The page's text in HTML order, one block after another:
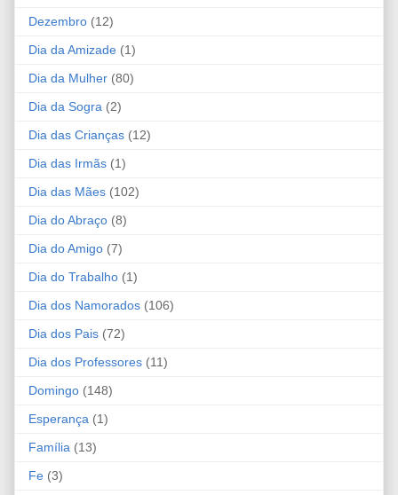
Dezembro (12)
Dia da Amizade (1)
Dia da Mulher (80)
Dia da Sogra (2)
Dia das Crianças (12)
Dia das Irmãs (1)
Dia das Mães (102)
Dia do Abraço (8)
Dia do Amigo (7)
Dia do Trabalho (1)
Dia dos Namorados (106)
Dia dos Pais (72)
Dia dos Professores (11)
Domingo (148)
Esperança (1)
Família (13)
Fe (3)